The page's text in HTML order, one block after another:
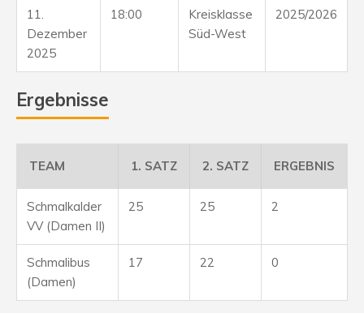
11.
Dezember
2025
18:00
Kreisklasse
Süd-West
2025/2026
Ergebnisse
TEAM 1. SATZ 2. SATZ ERGEBNIS
Schmalkalder
VV (Damen II)
25 25 2
Schmalibus
(Damen)
17 22 0